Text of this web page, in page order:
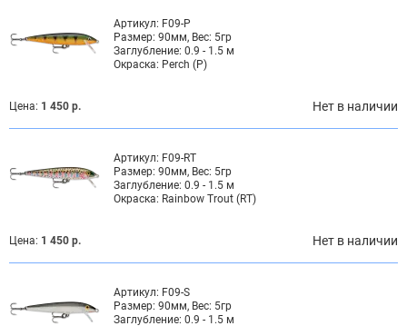
Артикул: F09-P
Размер: 90мм, Вес: 5гр
Заглубление: 0.9 - 1.5 м
Окраска: Perch (P)
Цена: 1 450 р. Нет в наличии
Артикул: F09-RT
Размер: 90мм, Вес: 5гр
Заглубление: 0.9 - 1.5 м
Окраска: Rainbow Trout (RT)
Цена: 1 450 р. Нет в наличии
Артикул: F09-S
Размер: 90мм, Вес: 5гр
Заглубление: 0.9 - 1.5 м